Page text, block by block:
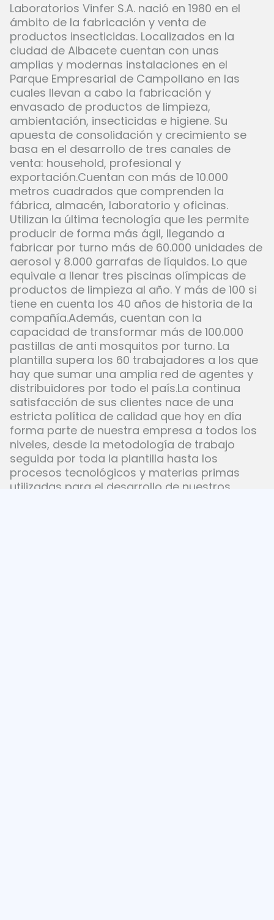
Laboratorios Vinfer S.A. nació en 1980 en el
ámbito de la fabricación y venta de
productos insecticidas. Localizados en la
ciudad de Albacete cuentan con unas
amplias y modernas instalaciones en el
Parque Empresarial de Campollano en las
cuales llevan a cabo la fabricación y
envasado de productos de limpieza,
ambientación, insecticidas e higiene. Su
apuesta de consolidación y crecimiento se
basa en el desarrollo de tres canales de
venta: household, profesional y
exportación.Cuentan con más de 10.000
metros cuadrados que comprenden la
fábrica, almacén, laboratorio y oficinas.
Utilizan la última tecnología que les permite
producir de forma más ágil, llegando a
fabricar por turno más de 60.000 unidades de
aerosol y 8.000 garrafas de líquidos. Lo que
equivale a llenar tres piscinas olímpicas de
productos de limpieza al año. Y más de 100 si
tiene en cuenta los 40 años de historia de la
compañía.Además, cuentan con la
capacidad de transformar más de 100.000
pastillas de anti mosquitos por turno. La
plantilla supera los 60 trabajadores a los que
hay que sumar una amplia red de agentes y
distribuidores por todo el país.La continua
satisfacción de sus clientes nace de una
estricta política de calidad que hoy en día
forma parte de nuestra empresa a todos los
niveles, desde la metodología de trabajo
seguida por toda la plantilla hasta los
procesos tecnológicos y materias primas
utilizadas para el desarrollo de nuestros